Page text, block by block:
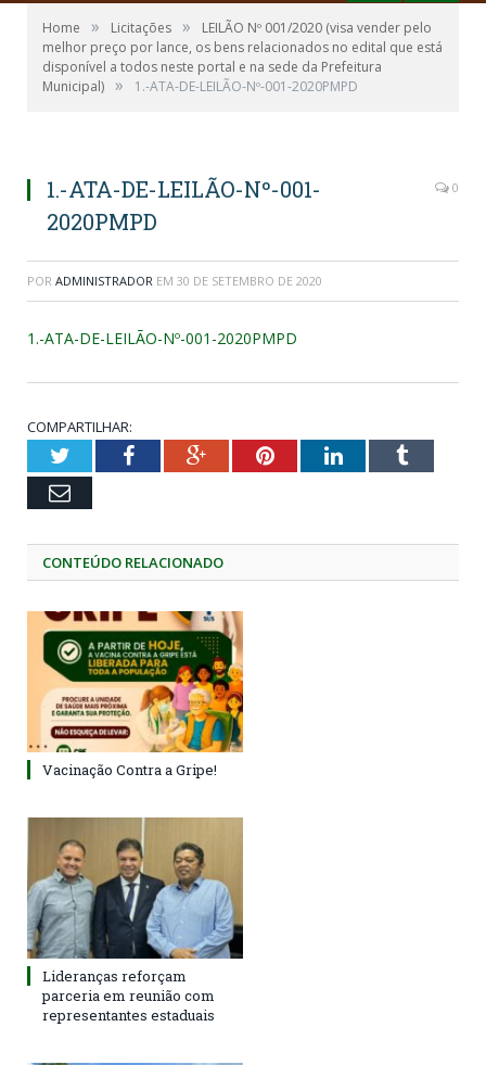
Home » Licitações »
LEILÃO Nº 001/2020 (visa vender pelo
melhor preço por lance, os bens relacionados no edital que está
disponível a todos neste portal e na sede da Prefeitura
Municipal) » 1.-ATA-DE-LEILÃO-Nº-001-2020PMPD
1.-ATA-DE-LEILÃO-Nº-001-
2020PMPD
0
POR ADMINISTRADOR EM 30 DE SETEMBRO DE 2020
1.-ATA-DE-LEILÃO-Nº-001-2020PMPD
COMPARTILHAR:
TwitterFacebookGoogle+PinterestLinkedInTumblr
Email
CONTEÚDO RELACIONADO
Vacinação Contra a Gripe!
Lideranças reforçam
parceria em reunião com
representantes estaduais